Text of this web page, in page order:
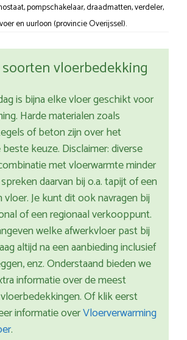
pompschakelaar, draadmatten, verdeler,
en uurloon (provincie Overijssel).
vloerbedekking
is bijna elke vloer geschikt voor
Harde materialen zoals
of beton zijn over het
keuze. Disclaimer: diverse
met vloerwarmte minder
daarvan bij o.a. tapijt of een
Je kunt dit ook navragen bij
of een regionaal verkooppunt.
welke afwerkvloer past bij
altijd na een aanbieding inclusief
enz. Onderstaand bieden we
informatie over de meest
Of klik eerst
informatie overVloerverwarming
.